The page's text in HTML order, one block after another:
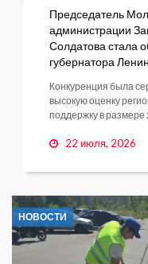
Председатель
администрации
Солдатова стала
губернатора
Конкуренция была
высокую оценку
поддержку в размере
22 июля, 2026
НОВОСТИ